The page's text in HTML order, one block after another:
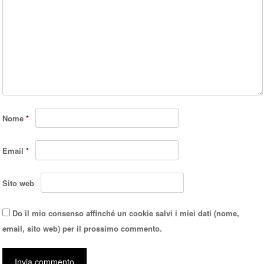
Nome*
Email*
Sito web
Do il mio consenso affinché un cookie salvi i miei dati (nome,
email, sito web) per il prossimo commento.